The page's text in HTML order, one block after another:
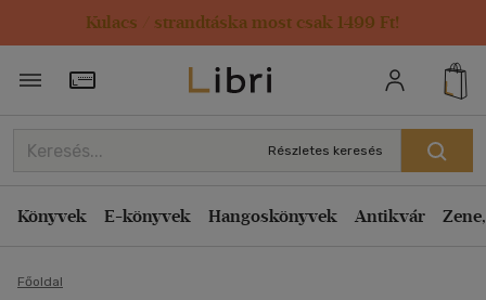
Kulacs / strandtáska most csak 1499 Ft!
Törzsvásárlói Kártya adatai
Részletes keresés
Könyvek E-könyvek Hangoskönyvek Antikvár
Főoldal